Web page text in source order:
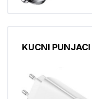
KUCNI PUNJACI